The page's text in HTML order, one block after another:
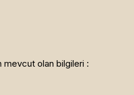
mevcut olan bilgileri :